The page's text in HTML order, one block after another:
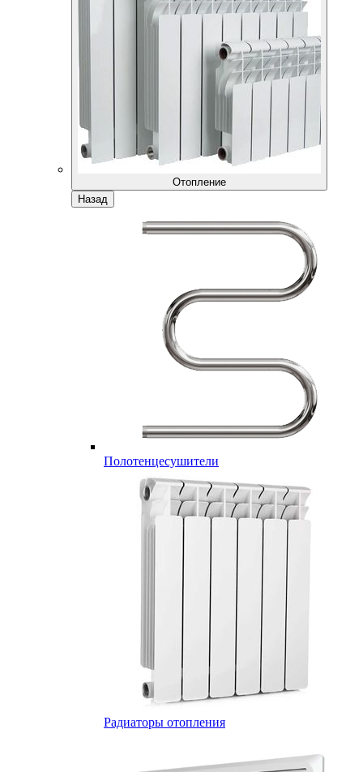
Отопление
Назад
Полотенцесушители
Радиаторы отопления